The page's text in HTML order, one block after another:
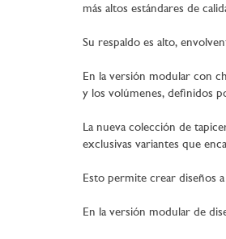
más altos estándares de
Su respaldo es alto,
En la versión modular con
y los volúmenes, definidos
La nueva colección de
exclusivas variantes que
Esto permite crear diseños
En la versión modular de